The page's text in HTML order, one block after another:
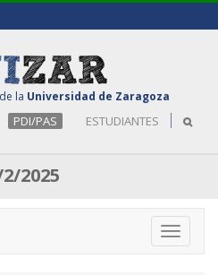
la Universidad de Zaragoza
PDI/PAS ESTUDIANTES
2025
Toggle